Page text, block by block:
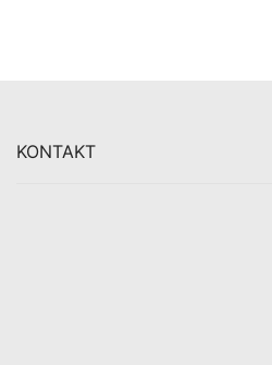
KONTAKT